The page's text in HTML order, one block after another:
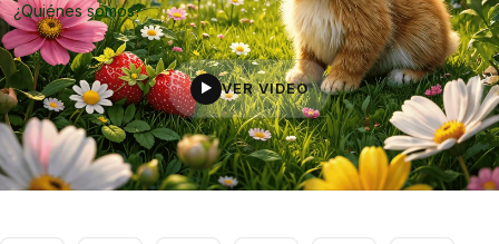
¿Quiénes somos?
▶ VER VIDEO